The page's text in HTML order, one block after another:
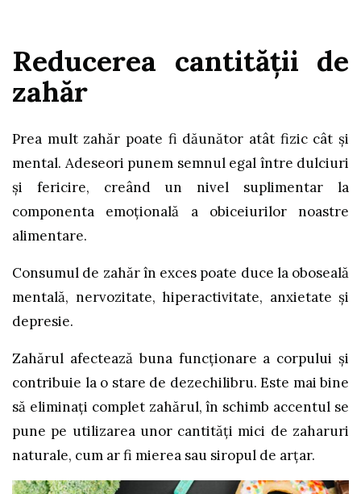
Reducerea cantității de
zahăr
Prea mult zahăr poate fi dăunător atât fizic cât și
mental. Adeseori punem semnul egal între dulciuri
și fericire, creând un nivel suplimentar la
componenta emoțională a obiceiurilor noastre
alimentare.
Consumul de zahăr în exces poate duce la oboseală
mentală, nervozitate, hiperactivitate, anxietate și
depresie.
Zahărul afectează buna funcționare a corpului și
contribuie la o stare de dezechilibru. Este mai bine
să eliminați complet zahărul, în schimb accentul se
pune pe utilizarea unor cantități mici de zaharuri
naturale, cum ar fi mierea sau siropul de arțar.